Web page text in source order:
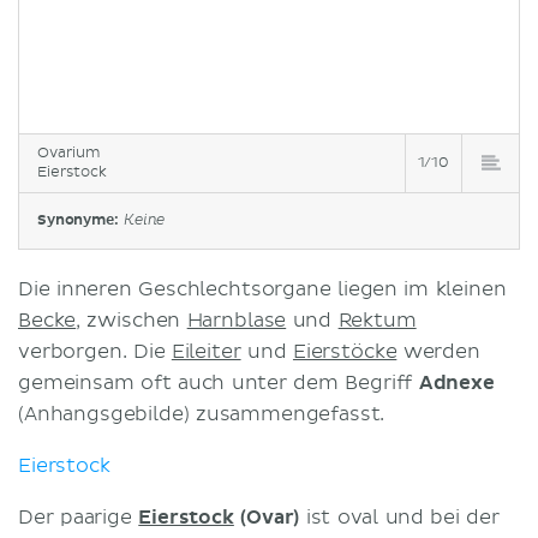
Ovarium
Eierstock
1/10
Synonyme: Keine
Die inneren Geschlechtsorgane liegen im kleinen
Becke, zwischen Harnblase und Rektum
verborgen. Die Eileiterund Eierstöcke werden
gemeinsam oft auch unter dem Begriff Adnexe
(Anhangsgebilde) zusammengefasst.
Eierstock
Der paarige Eierstock(Ovar) ist oval und bei der